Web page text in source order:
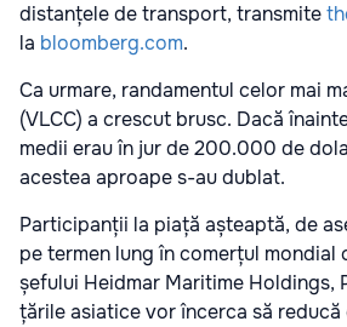
distanțele de transport, transmite
la bloomberg.com.
Ca urmare, randamentul celor mai
(VLCC) a crescut brusc. Dacă
medii erau în jur de 200.000 de
acestea aproape s-au dublat.
Participanții la piață așteaptă, de
pe termen lung în comerțul
șefului Heidmar Maritime Holdings,
țările asiatice vor încerca să